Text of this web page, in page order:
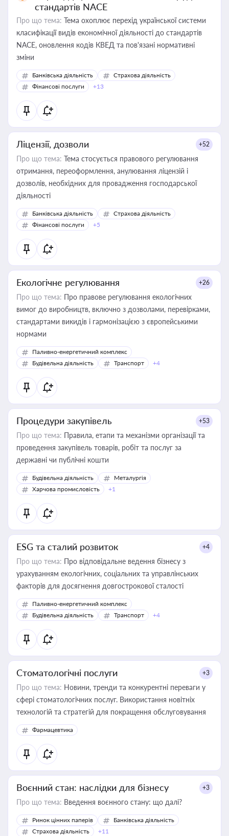
стандартів NACE
Про що тема: Тема охоплює перехід української системи
класифікації видів економічної діяльності до стандартів
NACE, оновлення кодів КВЕД та пов'язані нормативні
зміни
Банківська діяльність
Страхова діяльність
Фінансові послуги
+13
Ліцензії, дозволи +52
Про що тема: Тема стосується правового регулювання
отримання, переоформлення, анулювання ліцензій і
дозволів, необхідних для провадження господарської
діяльності
Банківська діяльність
Страхова діяльність
Фінансові послуги
+5
Екологічне регулювання +26
Про що тема: Про правове регулювання екологічних
вимог до виробництв, включно з дозволами, перевірками,
стандартами викидів і гармонізацією з європейськими
нормами
Паливно-енергетичний комплекс
Будівельна діяльність
Транспорт +4
Процедури закупівель +53
Про що тема: Правила, етапи та механізми організації та
проведення закупівель товарів, робіт та послуг за
державні чи публічні кошти
Будівельна діяльність
Металургія
Харчова промисловість
+1
ESG та сталий розвиток +4
Про що тема: Про відповідальне ведення бізнесу з
урахуванням екологічних, соціальних та управлінських
факторів для досягнення довгострокової сталості
Паливно-енергетичний комплекс
Будівельна діяльність
Транспорт +4
Стоматологічні послуги +3
Про що тема: Новини, тренди та конкурентні переваги у
сфері стоматологічних послуг. Використання новітніх
технологій та стратегій для покращення обслуговування
Фармацевтика
Воєнний стан: наслідки для бізнесу +3
Про що тема: Введення воєнного стану: що далі?
Ринок цінних паперів
Банківська діяльність
Страхова діяльність
+11